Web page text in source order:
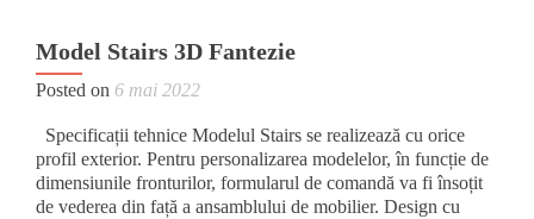
Model Stairs 3D Fantezie
Posted on 6 mai 2022
Specificații tehnice Modelul Stairs se realizează cu orice
profil exterior. Pentru personalizarea modelelor, în funcție de
dimensiunile fronturilor, formularul de comandă va fi însoțit
de vederea din față a ansamblului de mobilier. Design cu